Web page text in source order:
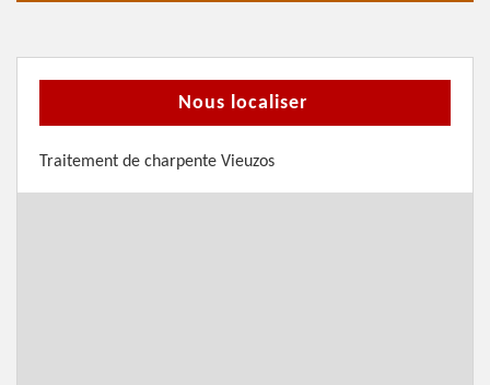
Nous localiser
Traitement de charpente Vieuzos